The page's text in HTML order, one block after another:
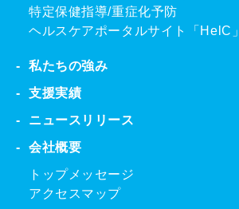
特定保健指導/重症化予防
ヘルスケアポータルサイト「HelC」
私たちの強み
支援実績
ニュースリリース
会社概要
トップメッセージ
アクセスマップ